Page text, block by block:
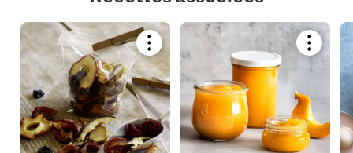
Bookmark
recipe
or
add
it
to
your
collections.
recipe
or
it
to
your